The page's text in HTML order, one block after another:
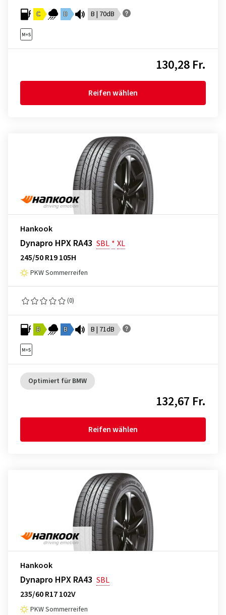
C D B | 70dB
130,28 Fr.
Reifen wählen
Hankook
Dynapro HPX RA43 SBL * XL
245/50 R19 105H
PKW Sommerreifen
(0)
B B B | 71dB
Optimiert für BMW
132,67 Fr.
Reifen wählen
Hankook
Dynapro HPX RA43 SBL
235/60 R17 102V
PKW Sommerreifen